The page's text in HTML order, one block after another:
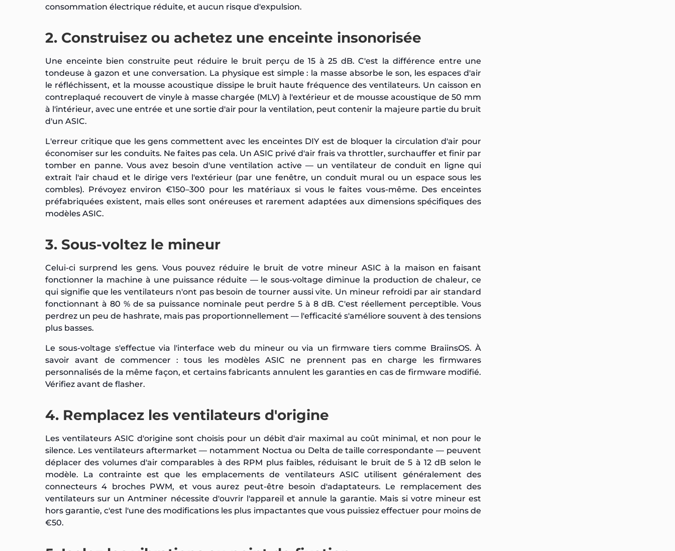
consommation électrique réduite, et aucun risque d'expulsion.
2. Construisez ou achetez une enceinte insonorisée
Une enceinte bien construite peut réduire le bruit perçu de 15 à 25 dB. C'est la différence entre une
tondeuse à gazon et une conversation. La physique est simple : la masse absorbe le son, les espaces d'air
le réfléchissent, et la mousse acoustique dissipe le bruit haute fréquence des ventilateurs. Un caisson en
contreplaqué recouvert de vinyle à masse chargée (MLV) à l'extérieur et de mousse acoustique de 50 mm
à l'intérieur, avec une entrée et une sortie d'air pour la ventilation, peut contenir la majeure partie du bruit
d'un ASIC.
L'erreur critique que les gens commettent avec les enceintes DIY est de bloquer la circulation d'air pour
économiser sur les conduits. Ne faites pas cela. Un ASIC privé d'air frais va throttler, surchauffer et finir par
tomber en panne. Vous avez besoin d'une ventilation active — un ventilateur de conduit en ligne qui
extrait l'air chaud et le dirige vers l'extérieur (par une fenêtre, un conduit mural ou un espace sous les
combles). Prévoyez environ €150–300 pour les matériaux si vous le faites vous-même. Des enceintes
préfabriquées existent, mais elles sont onéreuses et rarement adaptées aux dimensions spécifiques des
modèles ASIC.
3. Sous-voltez le mineur
Celui-ci surprend les gens. Vous pouvez réduire le bruit de votre mineur ASIC à la maison en faisant
fonctionner la machine à une puissance réduite — le sous-voltage diminue la production de chaleur, ce
qui signifie que les ventilateurs n'ont pas besoin de tourner aussi vite. Un mineur refroidi par air standard
fonctionnant à 80 % de sa puissance nominale peut perdre 5 à 8 dB. C'est réellement perceptible. Vous
perdrez un peu de hashrate, mais pas proportionnellement — l'efficacité s'améliore souvent à des tensions
plus basses.
Le sous-voltage s'effectue via l'interface web du mineur ou via un firmware tiers comme BraiinsOS. À
savoir avant de commencer : tous les modèles ASIC ne prennent pas en charge les firmwares
personnalisés de la même façon, et certains fabricants annulent les garanties en cas de firmware modifié.
Vérifiez avant de flasher.
4. Remplacez les ventilateurs d'origine
Les ventilateurs ASIC d'origine sont choisis pour un débit d'air maximal au coût minimal, et non pour le
silence. Les ventilateurs aftermarket — notamment Noctua ou Delta de taille correspondante — peuvent
déplacer des volumes d'air comparables à des RPM plus faibles, réduisant le bruit de 5 à 12 dB selon le
modèle. La contrainte est que les emplacements de ventilateurs ASIC utilisent généralement des
connecteurs 4 broches PWM, et vous aurez peut-être besoin d'adaptateurs. Le remplacement des
ventilateurs sur un Antminer nécessite d'ouvrir l'appareil et annule la garantie. Mais si votre mineur est
hors garantie, c'est l'une des modifications les plus impactantes que vous puissiez effectuer pour moins de
€50.